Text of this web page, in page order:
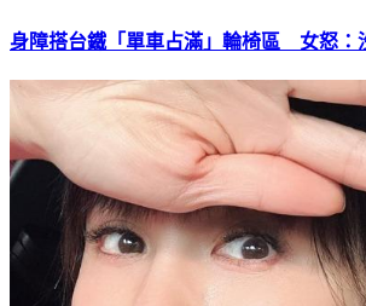
身障搭台鐵「單車占滿」輪椅區 女怒：